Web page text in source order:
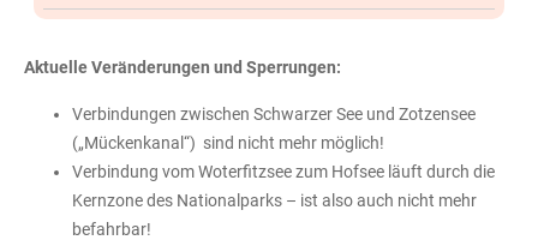
Aktuelle Veränderungen und Sperrungen:
Verbindungen zwischen Schwarzer See und Zotzensee
(„Mückenkanal“) sind nicht mehr möglich!
Verbindung vom Woterfitzsee zum Hofsee läuft durch die
Kernzone des Nationalparks – ist also auch nicht mehr
befahrbar!